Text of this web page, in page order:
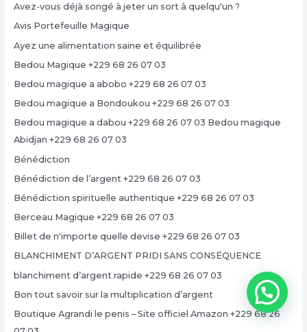
Avez-vous déjà songé à jeter un sort à quelqu'un ?
Avis Portefeuille Magique
Ayez une alimentation saine et équilibrée
Bedou Magique +229 68 26 07 03
Bedou magique a abobo +229 68 26 07 03
Bedou magique a Bondoukou +229 68 26 07 03
Bedou magique a dabou +229 68 26 07 03 Bedou magique
Abidjan +229 68 26 07 03
Bénédiction
Bénédiction de l’argent +229 68 26 07 03
Bénédiction spirituelle authentique +229 68 26 07 03
Berceau Magique +229 68 26 07 03
Billet de n'importe quelle devise +229 68 26 07 03
BLANCHIMENT D’ARGENT PRIDI SANS CONSÉQUENCE
blanchiment d’argent rapide +229 68 26 07 03
Bon tout savoir sur la multiplication d’argent
Boutique Agrandi le penis – Site officiel Amazon +229 68 26